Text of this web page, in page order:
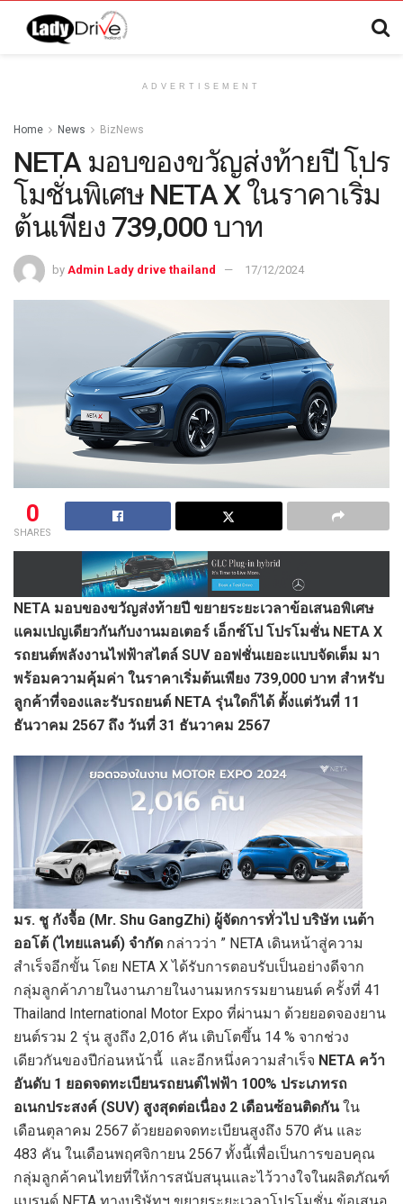
ADVERTISEMENT
Home News BizNews
NETA มอบของขวัญส่งท้ายปี โปร
โมชั่นพิเศษ NETA X ในราคาเริ่ม
ต้นเพียง 739,000 บาท
by Admin Lady drive thailand 17/12/2024
0
SHARES
NETA มอบของขวัญส่งท้ายปี ขยายระยะเวลาข้อเสนอพิเศษ
แคมเปญเดียวกันกับงานมอเตอร์ เอ็กซ์โป โปรโมชั่น NETA X
รถยนต์พลังงานไฟฟ้าสไตล์ SUVออฟชั่นเยอะแบบจัดเต็ม มา
พร้อมความคุ้มค่า ในราคาเริ่มต้นเพียง 739,000 บาท สำหรับ
ลูกค้าที่จองและรับรถยนต์ NETA รุ่นใดก็ได้ ตั้งแต่วันที่ 11
ธันวาคม 2567 ถึง วันที่ 31 ธันวาคม 2567
มร. ชู กังจื้อ (Mr. Shu GangZhi) ผู้จัดการทั่วไป บริษัท เนต้า
ออโต้ (ไทยแลนด์) จำกัด กล่าวว่า ” NETA เดินหน้าสู่ความ
สำเร็จอีกขั้น โดย NETA X ได้รับการตอบรับเป็นอย่างดีจาก
กลุ่มลูกค้าภายในงานภายในงานมหกรรมยานยนต์ ครั้งที่ 41
Thailand International Motor Expo ที่ผ่านมา ด้วยยอดจองยาน
ยนต์รวม 2 รุ่น สูงถึง 2,016 คัน เติบโตขึ้น 14 % จากช่วง
เดียวกันของปีก่อนหน้านี้ และอีกหนึ่งความสำเร็จ NETA คว้า
อันดับ 1 ยอดจดทะเบียนรถยนต์ไฟฟ้า 100% ประเภทรถ
อเนกประสงค์ (SUV) สูงสุดต่อเนื่อง 2 เดือนซ้อนติดกันใน
เดือนตุลาคม 2567 ด้วยยอดจดทะเบียนสูงถึง 570 คัน และ
483 คัน ในเดือนพฤศจิกายน 2567 ทั้งนี้เพื่อเป็นการขอบคุณ
กลุ่มลูกค้าคนไทยที่ให้การสนับสนุนและไว้วางใจในผลิตภัณฑ์